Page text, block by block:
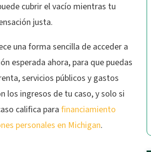
cubrir el vacío mientras tu
justa.
una forma sencilla de acceder a
esperada ahora, para que puedas
servicios públicos y gastos
los ingresos de tu caso, y solo si
califica para financiamiento
personales en Michigan.